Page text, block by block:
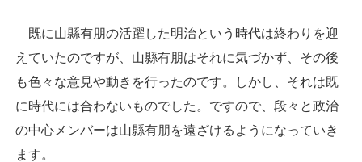
既に山縣有朋の活躍した明治という時代は終わりを迎
えていたのですが、山縣有朋はそれに気づかず、その後
も色々な意見や動きを行ったのです。しかし、それは既
に時代には合わないものでした。ですので、段々と政治
の中心メンバーは山縣有朋を遠ざけるようになっていき
ます。